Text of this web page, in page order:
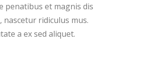
penatibus et magnis dis
ridiculus mus.
a ex sed aliquet.